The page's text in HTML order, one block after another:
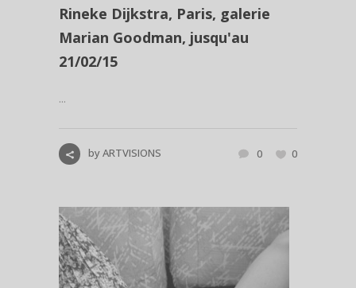
Rineke Dijkstra, Paris, galerie
Marian Goodman, jusqu'au
21/02/15
...
byARTVISIONS 0 0